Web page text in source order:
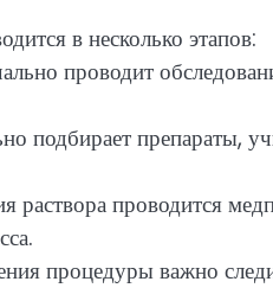
в несколько этапов:
проводит
подбирает препараты,
раствора проводится
процедуры важно